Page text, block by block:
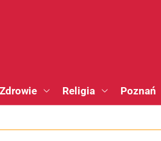
Zdrowie Religia Poznań